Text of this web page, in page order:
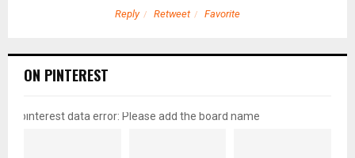
Reply Retweet Favorite
ON PINTEREST
pinterest data error: Please add the board name